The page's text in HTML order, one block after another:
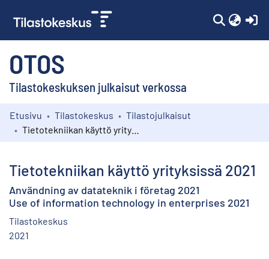
OTOS
Tilastokeskuksen julkaisut verkossa
Kokoelmat
Etusivu Tilastokeskus
Tilastojulkaisut
Tietotekniikan käyttö yrityksissä 2021
Användning av datateknik i företag 2021
Use of information technology in enterprises 2021
Tilastokeskus
2021